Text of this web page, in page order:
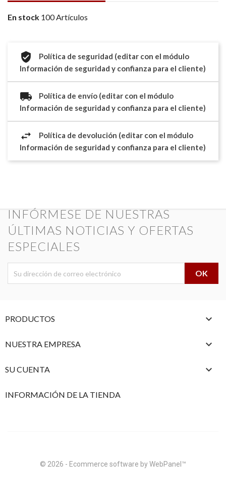
En stock 100 Artículos
Política de seguridad (editar con el módulo
Información de seguridad y confianza para el cliente)
Política de envío (editar con el módulo
Información de seguridad y confianza para el cliente)
Política de devolución (editar con el módulo
Información de seguridad y confianza para el cliente)
INFÓRMESE DE NUESTRAS
ÚLTIMAS NOTICIAS Y OFERTAS
ESPECIALES
PRODUCTOS 
NUESTRA EMPRESA 
SU CUENTA 
INFORMACIÓN DE LA TIENDA
© 2026 - Ecommerce software by WebPanel™